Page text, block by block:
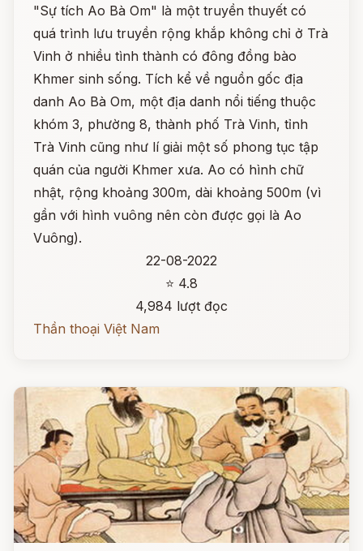
"Sự tích Ao Bà Om" là một truyền thuyết có
quá trình lưu truyền rộng khắp không chỉ ở Trà
Vinh ở nhiều tình thành có đông đồng bào
Khmer sinh sống. Tích kể về nguồn gốc địa
danh Ao Bà Om, một địa danh nổi tiếng thuộc
khóm 3, phường 8, thành phố Trà Vinh, tỉnh
Trà Vinh cũng như lí giải một số phong tục tập
quán của người Khmer xưa. Ao có hình chữ
nhật, rộng khoảng 300m, dài khoảng 500m (vì
gần với hình vuông nên còn được gọi là Ao
Vuông).
22-08-2022
⭐ 4.8
4,984 lượt đọc
Thần thoại Việt Nam